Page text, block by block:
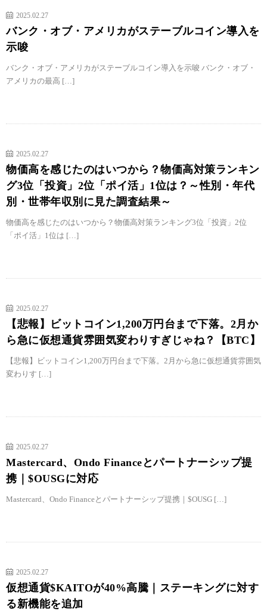
2025.02.27
バンク・オブ・アメリカがステーブルコイン導入を
示唆
バンク・オブ・アメリカがステーブルコイン導入を示唆 バンク・オブ・
アメリカの最高 […]
2025.02.27
物価高を感じたのはいつから？物価高対策ランキン
グ3位「投資」2位「ポイ活」1位は？～性別・年代
別・世帯年収別に見た調査結果～
物価高を感じたのはいつから？物価高対策ランキング3位「投資」2位
「ポイ活」1位は […]
2025.02.27
【悲報】ビットコイン1,200万円台まで下落。2月か
ら急に仮想通貨雰囲気変わりすぎじゃね？【BTC】
【悲報】ビットコイン1,200万円台まで下落。2月から急に仮想通貨雰囲気
変わりす […]
2025.02.27
Mastercard、Ondo Financeとパートナーシップ提
携｜$OUSGに対応
Mastercard、Ondo Financeとパートナーシップ提携｜$OUSG […]
2025.02.27
仮想通貨$KAITOが40%高騰｜ステーキングに対す
る新機能を追加